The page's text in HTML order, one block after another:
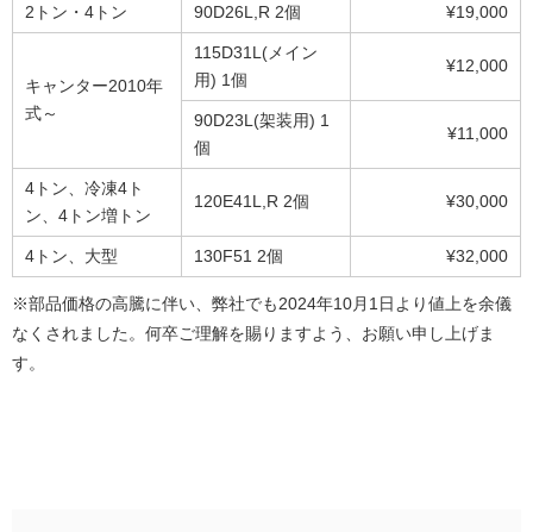
2トン・4トン 90D26L,R 2個 ¥19,000
キャンター2010年
式～
115D31L(メイン
用) 1個
¥12,000
90D23L(架装用) 1
個
¥11,000
4トン、冷凍4ト
ン、4トン増トン
120E41L,R 2個 ¥30,000
4トン、大型 130F51 2個 ¥32,000
※部品価格の高騰に伴い、弊社でも2024年10月1日より値上を余儀
なくされました。何卒ご理解を賜りますよう、お願い申し上げま
す。